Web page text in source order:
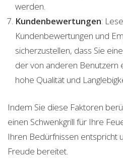
werden.
Kundenbewertungen:
Kundenbewertungen und
sicherzustellen, dass Sie
der von anderen Benutzern
hohe Qualität und
Indem Sie diese Faktoren
einen Schwenkgrill für Ihre
Ihren Bedürfnissen entspricht
Freude bereitet.